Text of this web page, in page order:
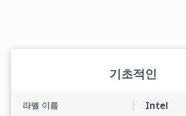
기초적인
라벨 이름 Intel